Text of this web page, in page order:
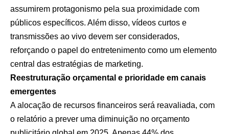
assumirem protagonismo pela sua proximidade com
públicos específicos. Além disso, vídeos curtos e
transmissões ao vivo devem ser considerados,
reforçando o papel do entretenimento como um elemento
central das estratégias de marketing.
Reestruturação orçamental e prioridade em canais
emergentes
A alocação de recursos financeiros será reavaliada, com
o relatório a prever uma diminuição no orçamento